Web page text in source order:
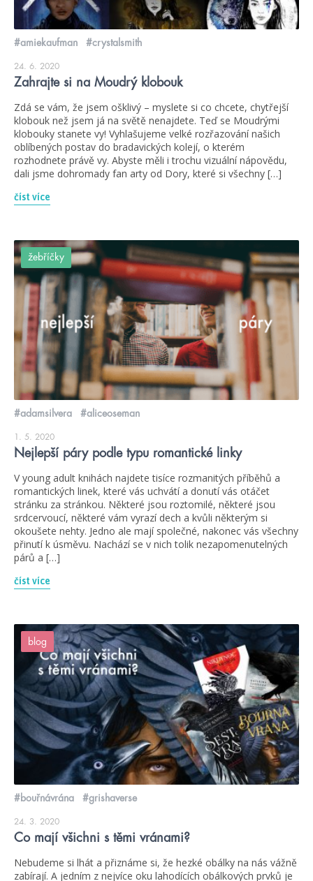
#amiekaufman #crystalsmith
24. 6. 2020
Zahrajte si na Moudrý klobouk
Zdá se vám, že jsem ošklivý – myslete si co chcete, chytřejší
klobouk než jsem já na světě nenajdete. Teď se Moudrými
klobouky stanete vy! Vyhlašujeme velké rozřazování našich
oblíbených postav do bradavických kolejí, o kterém
rozhodnete právě vy. Abyste měli i trochu vizuální nápovědu,
dali jsme dohromady fan arty od Dory, které si všechny […]
číst více
žebříčky
#adamsilvera #aliceoseman
1. 5. 2020
Nejlepší páry podle typu romantické linky
V young adult knihách najdete tisíce rozmanitých příběhů a
romantických linek, které vás uchvátí a donutí vás otáčet
stránku za stránkou. Některé jsou roztomilé, některé jsou
srdcervoucí, některé vám vyrazí dech a kvůli některým si
okoušete nehty. Jedno ale mají společné, nakonec vás všechny
přinutí k úsměvu. Nachází se v nich tolik nezapomenutelných
párů a […]
číst více
blog
#bouřnávrána #grishaverse
24. 3. 2020
Co mají všichni s těmi vránami?
Nebudeme si lhát a přiznáme si, že hezké obálky na nás vážně
zabírají. A jedním z nejvíce oku lahodících obálkových prvků je